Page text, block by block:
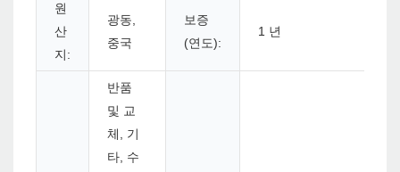
원
산
지:
광동,
중국
보증
(연도):
1 년
반품
및 교
체, 기
타, 수